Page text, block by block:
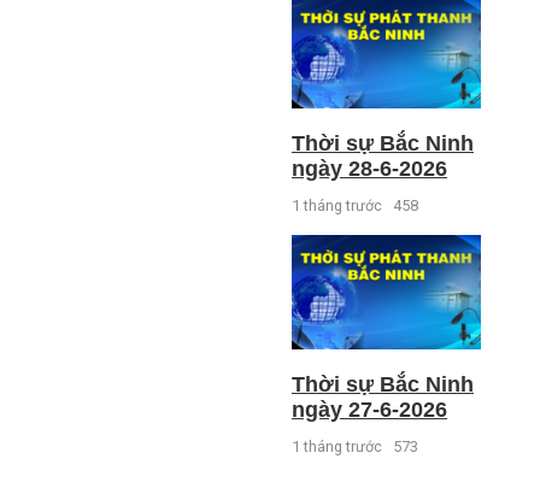
Thời sự Bắc Ninh
ngày 28-6-2026
1 tháng trước 458
Thời sự Bắc Ninh
ngày 27-6-2026
1 tháng trước 573